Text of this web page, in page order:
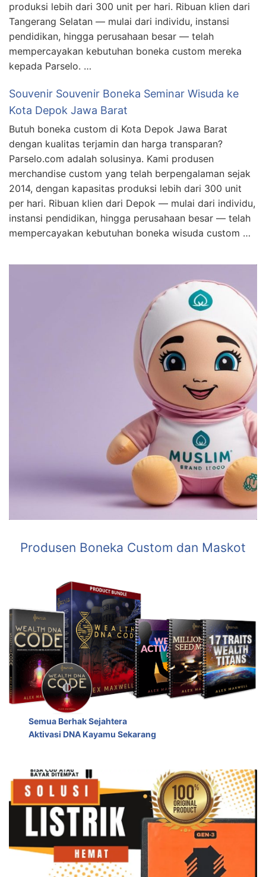
produksi lebih dari 300 unit per hari. Ribuan klien dari
Tangerang Selatan — mulai dari individu, instansi
pendidikan, hingga perusahaan besar — telah
mempercayakan kebutuhan boneka custom mereka
kepada Parselo. …
Souvenir Souvenir Boneka Seminar Wisuda ke
Kota Depok Jawa Barat
Butuh boneka custom di Kota Depok Jawa Barat
dengan kualitas terjamin dan harga transparan?
Parselo.com adalah solusinya. Kami produsen
merchandise custom yang telah berpengalaman sejak
2014, dengan kapasitas produksi lebih dari 300 unit
per hari. Ribuan klien dari Depok — mulai dari individu,
instansi pendidikan, hingga perusahaan besar — telah
mempercayakan kebutuhan boneka wisuda custom …
Produsen Boneka Custom dan Maskot
Semua Berhak Sejahtera
Aktivasi DNA Kayamu Sekarang